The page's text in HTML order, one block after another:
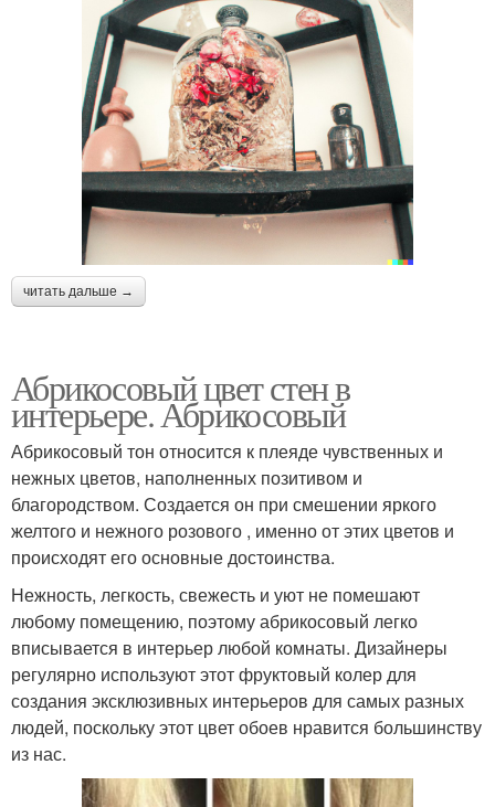
читать дальше →
Абрикосовый цвет стен в
интерьере. Абрикосовый
Абрикосовый тон относится к плеяде чувственных и
нежных цветов, наполненных позитивом и
благородством. Создается он при смешении яркого
желтого и нежного розового , именно от этих цветов и
происходят его основные достоинства.
Нежность, легкость, свежесть и уют не помешают
любому помещению, поэтому абрикосовый легко
вписывается в интерьер любой комнаты. Дизайнеры
регулярно используют этот фруктовый колер для
создания эксклюзивных интерьеров для самых разных
людей, поскольку этот цвет обоев нравится большинству
из нас.